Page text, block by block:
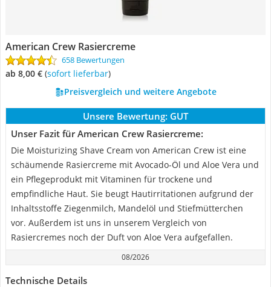
American Crew Rasiercreme
658 Bewertungen
ab 8,00 € ( Sofort lieferbar)
Preisvergleich und weitere Angebote
Unsere Bewertung: GUT
Unser Fazit für American Crew Rasiercreme:
Die Moisturizing Shave Cream von American Crew ist eine
schäumende Rasiercreme mit Avocado-Öl und Aloe Vera und
ein Pflegeprodukt mit Vitaminen für trockene und
empfindliche Haut. Sie beugt Hautirritationen aufgrund der
Inhaltsstoffe Ziegenmilch, Mandelöl und Stiefmütterchen
vor. Außerdem ist uns in unserem Vergleich von
Rasiercremes noch der Duft von Aloe Vera aufgefallen.
08/2026
Technische Details